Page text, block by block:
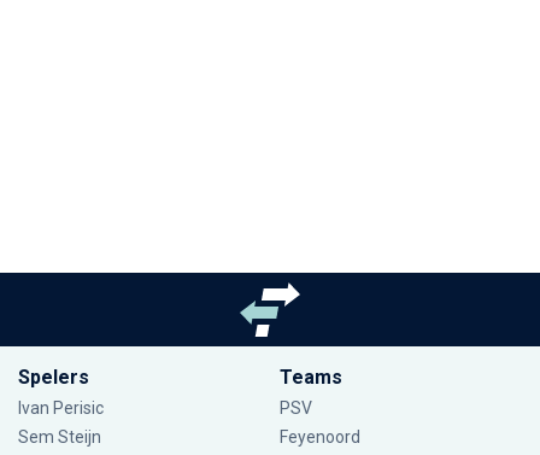
Spelers
Ivan Perisic
Sem Steijn
Teams
PSV
Feyenoord